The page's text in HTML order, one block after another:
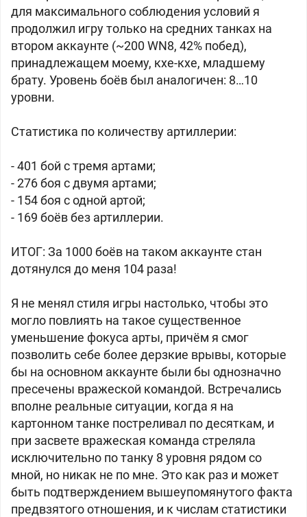
для максимального соблюдения условий я
продолжил игру только на средних танках на
втором аккаунте (~200 WN8, 42% побед),
принадлежащем моему, кхе-кхе, младшему
брату. Уровень боёв был аналогичен: 8…10
уровни.
Статистика по количеству артиллерии:
- 401 бой с тремя артами;
- 276 боя с двумя артами;
- 154 боя с одной артой;
- 169 боёв без артиллерии.
ИТОГ: За 1000 боёв на таком аккаунте стан
дотянулся до меня 104 раза!
Я не менял стиля игры настолько, чтобы это
могло повлиять на такое существенное
уменьшение фокуса арты, причём я смог
позволить себе более дерзкие врывы, которые
бы на основном аккаунте были бы однозначно
пресечены вражеской командой. Встречались
вполне реальные ситуации, когда я на
картонном танке постреливал по десяткам, и
при засвете вражеская команда стреляла
исключительно по танку 8 уровня рядом со
мной, но никак не по мне. Это как раз и может
быть подтверждением вышеупомянутого факта
предвзятого отношения, и к числам статистики